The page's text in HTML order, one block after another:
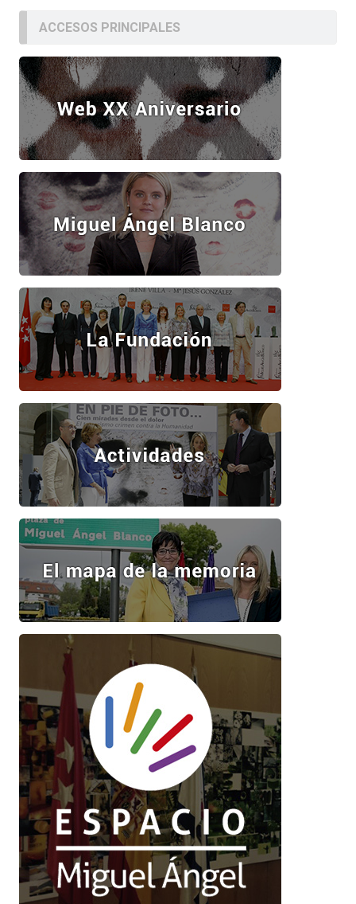
ACCESOS PRINCIPALES